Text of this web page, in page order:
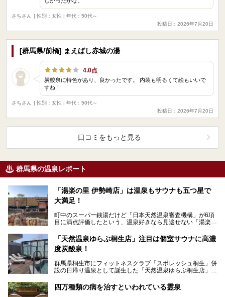
さちさん
| 性別：女性 | 年代：50代～
投稿日：2026年7月20日
[群馬県/前橋] まえばし赤城の湯
4.0点
炭酸泉に特色があり、良かったです。 内装も明るくて絵もいいで
すね！
さちさん
| 性別：女性 | 年代：50代～
投稿日：2026年7月20日
口コミをもっと見る
群馬県の温泉レポート
「湯楽の里 伊勢崎店」は温泉もサウナも五つ星で
大満足！
町中のスーパー銭湯だけど「日本天然温泉審査機構」が6項
目に満点評価したという、温泉好きなら見逃せない「湯楽の
「天然温泉ゆらぶ桐生店」注目は個室サウナに高濃
度炭酸泉！
群馬県桐生市にフィットネスクラブ「スポレッシュ桐生」併
設の日帰り温泉として誕生した「天然温泉ゆらぶ桐生店」。
四万種類の病を治すといわれている霊泉